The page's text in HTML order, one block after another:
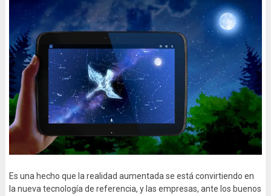
Es una hecho que la realidad aumentada se está convirtiendo en
la nueva tecnología de referencia, y las empresas, ante los buenos